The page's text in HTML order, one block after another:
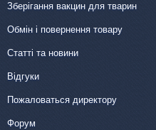
Зберігання вакцин для тварин
Обмін і повернення товару
Статті та новини
Відгуки
Пожаловаться директору
Форум